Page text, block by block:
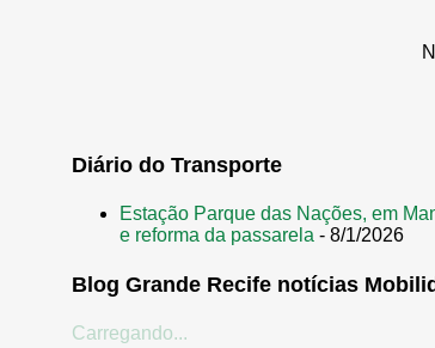
t
n
s
Diário do Transporte
Estação Parque das Nações, em
e reforma da passarela - 8/1/2026
Blog Grande Recife notícias
Carregando...